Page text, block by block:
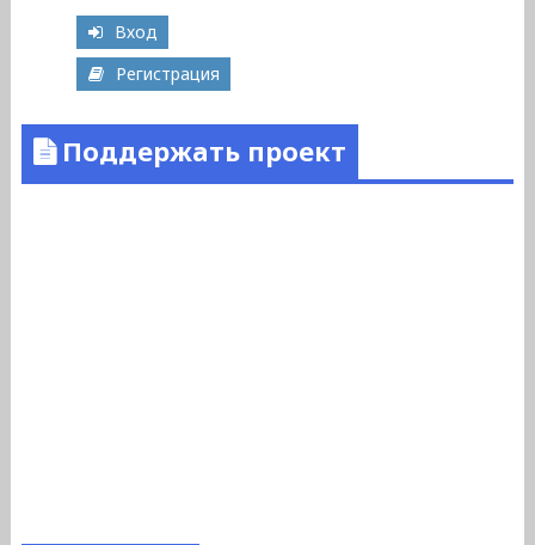
Вход
Регистрация
Поддержать проект